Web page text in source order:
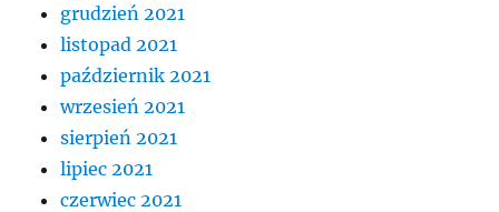
grudzień 2021
listopad 2021
październik 2021
wrzesień 2021
sierpień 2021
lipiec 2021
czerwiec 2021